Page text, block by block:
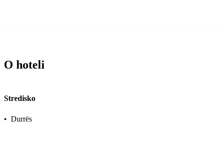
O hoteli
Stredisko
• Durrës